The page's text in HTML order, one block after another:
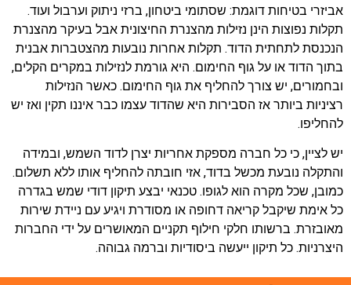
אביזרי בטיחות דוגמת: שסתומי ביטחון, ברזי ניתוק וערבול ועוד.
תקלות נפוצות הינן נזילות מהצנרת החיצונית אבל בעיקר מהצנרת
הנכנסת לתחתית הדוד. תקלות אחרות נובעות מהצטברות אבנית
בתוך הדוד או על גוף החימום. היא גורמת לנזילות במקרים הקלים,
ובחמורים, יש צורך להחליף את גוף החימום. כאשר הנזילות
רציניות ביותר אז הסבירות היא שהדוד עצמו כבר איננו תקין ואז יש
להחליפו.
יש לציין, כי כל חברה מספקת אחריות יצרן לדוד השמש, ובמידה
והתקלה נובעת מכשל בדוד, אזי חובתה להחליף אותו ללא תשלום.
כמובן, שכל מקרה הוא לגופו. טכנאי יבצע תיקון דודי שמש בגדרה
כל אימת שיקבל קריאה דחופה או מסודרת ויגיע עם ניידת שירות
מאובזרת. ברשותו חלקי חילוף תקניים המאושרים על ידי החברות
היצרניות. כל תיקון ייעשה ביסודיות וברמה גבוהה.